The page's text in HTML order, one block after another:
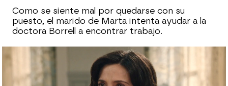
Como se siente mal por quedarse con su
puesto, el marido de Marta intenta ayudar a la
doctora Borrell a encontrar trabajo.
Damián comunica a Luz que Jaime
ocupará su puesto en el dispensario:
“Sólo pienso en el bien de mi familia”